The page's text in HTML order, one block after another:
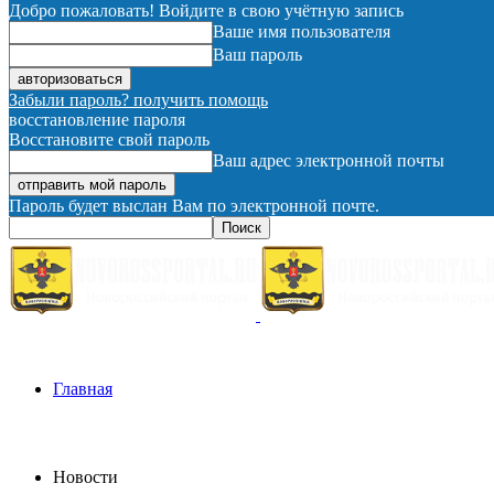
Добро пожаловать! Войдите в свою учётную запись
Ваше имя пользователя
Ваш пароль
Забыли пароль? получить помощь
восстановление пароля
Восстановите свой пароль
Ваш адрес электронной почты
Пароль будет выслан Вам по электронной почте.
Главная
Новости